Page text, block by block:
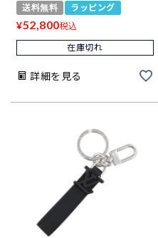
送料無料 ラッピング
¥52,800税込
在庫切れ
詳細を見る